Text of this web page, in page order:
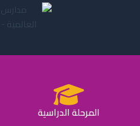
المرحلة الدراسية